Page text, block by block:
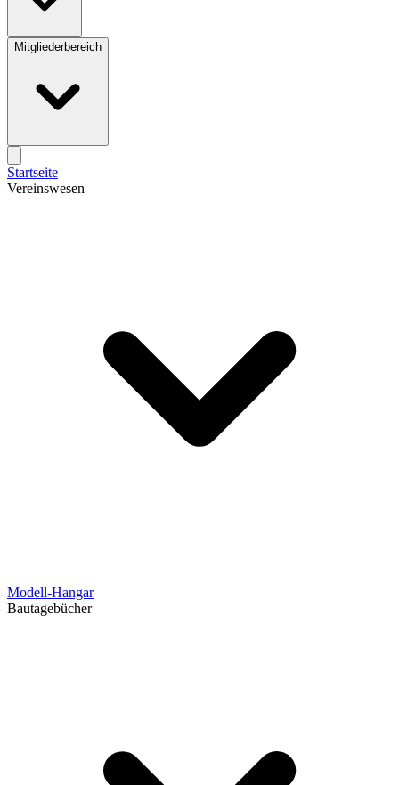
Mitgliederbereich
Startseite
Vereinswesen
Modell-Hangar
Bautagebücher